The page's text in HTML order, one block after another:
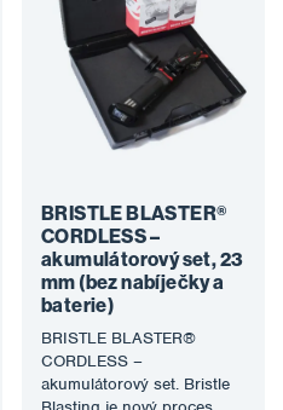
BRISTLE BLASTER®
CORDLESS –
akumulátorový set, 23
mm (bez nabíječky a
baterie)
BRISTLE BLASTER®
CORDLESS –
akumulátorový set. Bristle